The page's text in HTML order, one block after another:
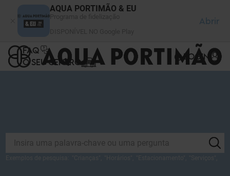
AQUA PORTIMÃO & EU
Abrir
FAQ
O SEU CENTRO
LOGIN
Painel de Gerenciamento de Cookies